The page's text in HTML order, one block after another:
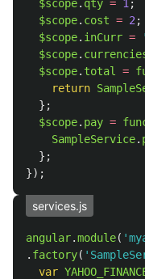
$scope. qty = 1 ;
$scope. cost = 2 ;
$scope. inCurr = '
$scope.
$scope. total =
return
};
$scope. pay =
SampleService.
};
});
services.js
angular.module( '
. factory( '
var